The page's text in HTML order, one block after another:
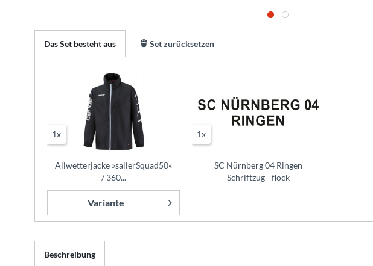
Das Set besteht aus Set zurücksetzen
1x
Allwetterjacke »sallerSquad50«
/ 360...
Variante
1x
SC Nürnberg 04 Ringen
Schriftzug - flock
Beschreibung